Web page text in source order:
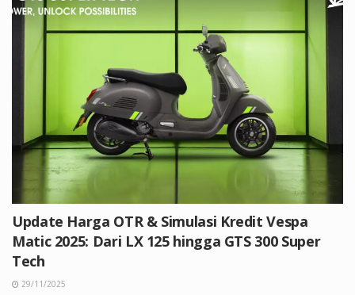
Update Harga OTR & Simulasi Kredit Vespa
Matic 2025: Dari LX 125 hingga GTS 300 Super
Tech
29/11/2025